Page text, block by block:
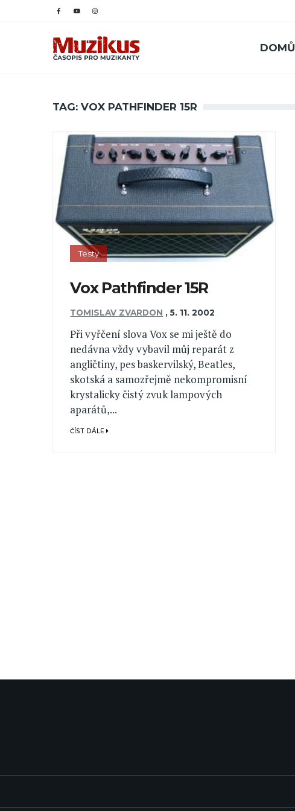
DOMŮ
TAG: VOX PATHFINDER 15R
Testy
Vox Pathfinder 15R
TOMISLAV ZVARDON ,5. 11. 2002
Při vyřčení slova Vox se mi ještě do
nedávna vždy vybavil můj reparát z
angličtiny, pes baskervilský, Beatles,
skotská a samozřejmě nekompromisní
krystalicky čistý zvuk lampových
aparátů,...
ČÍST DÁLE